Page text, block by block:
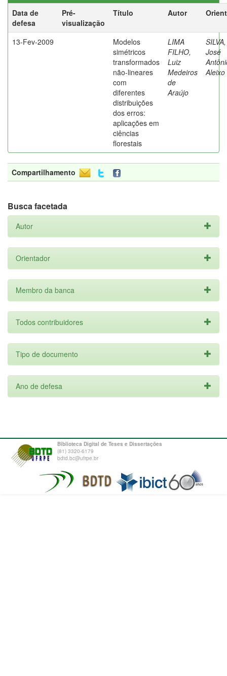
Data de
defesa
Pré-
visualização
Título Autor
13-Fev-2009
Modelos
simétricos
transformados
não-lineares
com
diferentes
distribuições
dos erros:
aplicações em
ciências
florestais
LIMA
FILHO,
Luiz
Medeiros
de
Araújo
SILVA,
José
Aleixo
Compartilhamento
Busca facetada
Autor
Orientador
Membro da banca
Todos contribuidores
Tipo de documento
Ano de defesa
Biblioteca Digital de Teses e Dissertações
(81) 3320-6179
bdtd.bc@ufrpe.br